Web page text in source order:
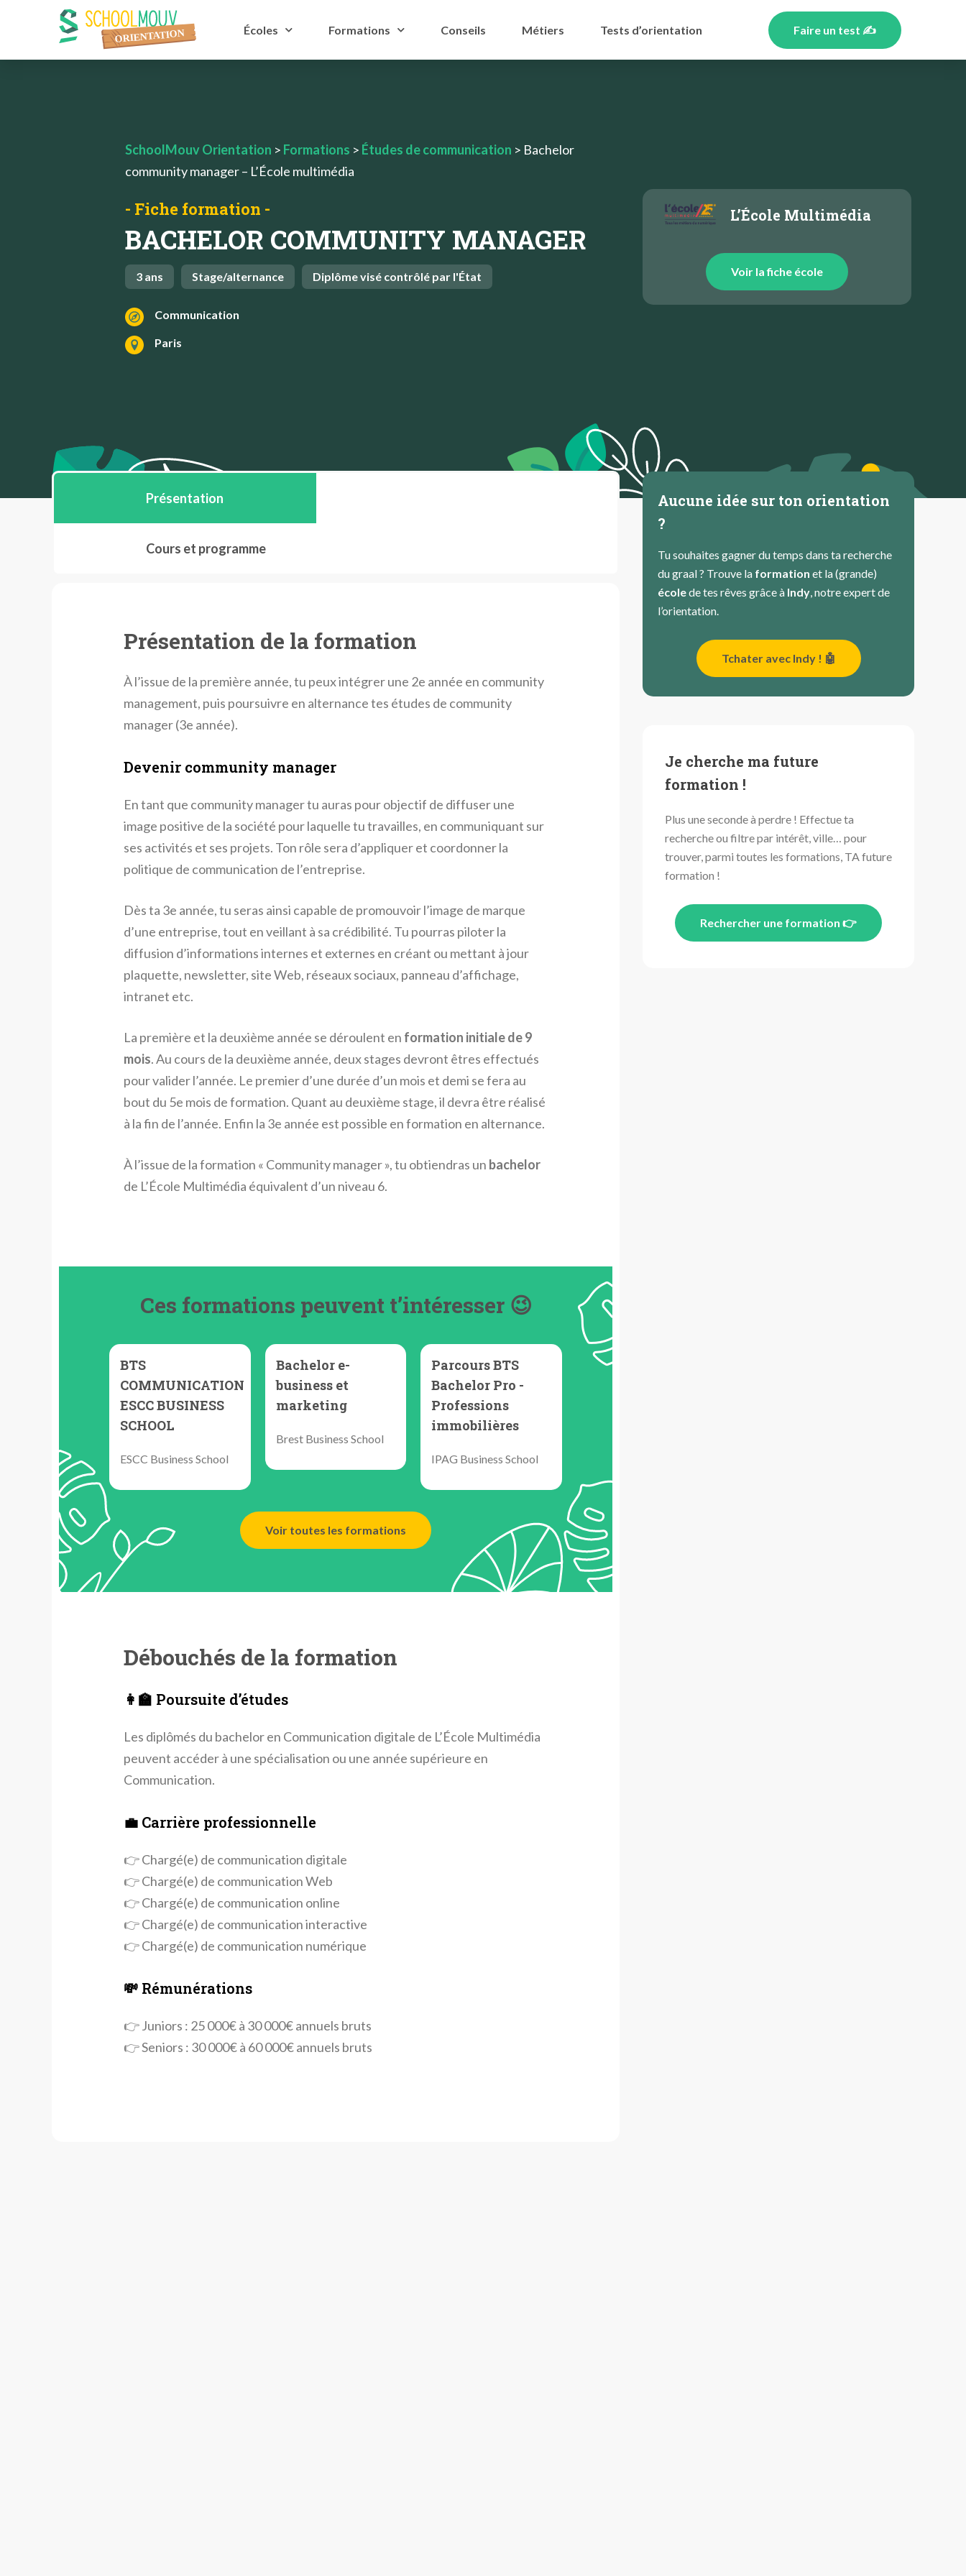
Écoles Formations Conseils Métiers Tests d’orientation Faire un test ✍️
SchoolMouv Orientation > Formations > Études de communication > Bachelor
community manager – L’École multimédia
- Fiche formation -
BACHELOR COMMUNITY MANAGER
3 ans Stage/alternance Diplôme visé contrôlé par l'État
Communication
Paris
L’École Multimédia
Voir la fiche école
Présentation
Cours et programme
Présentation de la formation
À l’issue de la première année, tu peux intégrer une 2e année en community
management, puis poursuivre en alternance tes études de community
manager (3e année).
Devenir community manager
En tant que community manager tu auras pour objectif de diffuser une
image positive de la société pour laquelle tu travailles, en communiquant sur
ses activités et ses projets. Ton rôle sera d’appliquer et coordonner la
politique de communication de l’entreprise.
Dès ta 3e année, tu seras ainsi capable de promouvoir l’image de marque
d’une entreprise, tout en veillant à sa crédibilité. Tu pourras piloter la
diffusion d’informations internes et externes en créant ou mettant à jour
plaquette, newsletter, site Web, réseaux sociaux, panneau d’affichage,
intranet etc.
La première et la deuxième année se déroulent en formation initiale de 9
mois. Au cours de la deuxième année, deux stages devront êtres effectués
pour valider l’année. Le premier d’une durée d’un mois et demi se fera au
bout du 5e mois de formation. Quant au deuxième stage, il devra être réalisé
à la fin de l’année. Enfin la 3e année est possible en formation en alternance.
À l’issue de la formation « Community manager », tu obtiendras un bachelor
de L’École Multimédia équivalent d’un niveau 6.
Ces formations peuvent t’intéresser 😉
BTS
COMMUNICATION
ESCC BUSINESS
SCHOOL
ESCC Business School
Bachelor e-
business et
marketing
Brest Business School
Parcours BTS
Bachelor Pro -
Professions
immobilières
IPAG Business School
Voir toutes les formations
Débouchés de la formation
👩‍🏫 Poursuite d’études
Les diplômés du bachelor en Communication digitale de L’École Multimédia
peuvent accéder à une spécialisation ou une année supérieure en
Communication.
💼 Carrière professionnelle
👉 Chargé(e) de communication digitale
👉 Chargé(e) de communication Web
👉 Chargé(e) de communication online
👉 Chargé(e) de communication interactive
👉 Chargé(e) de communication numérique
💸 Rémunérations
👉 Juniors : 25 000€ à 30 000€ annuels bruts
👉 Seniors : 30 000€ à 60 000€ annuels bruts
Aucune idée sur ton orientation
?
Tu souhaites gagner du temps dans ta recherche
du graal ? Trouve la formation et la (grande)
écolede tes rêves grâce à Indy, notre expert de
l’orientation.
Tchater avec Indy ! 🤖
Je cherche ma future
formation !
Plus une seconde à perdre ! Effectue ta
recherche ou filtre par intérêt, ville… pour
trouver, parmi toutes les formations, TA future
formation !
Rechercher une formation 👉